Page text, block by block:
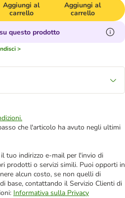
Aggiungi al
carrello
Aggiungi al
carrello
questo prodotto
>
che l'articolo ha avuto negli ultimi
tuo indirizzo e-mail per l'invio di
prodotti o servizi simili. Puoi opporti in
alcun costo, se non quelli di
base, contattando il Servizio Clienti di
Informativa sulla Privacy